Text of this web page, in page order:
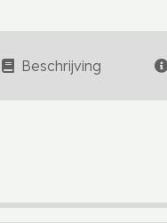
Beschrijving